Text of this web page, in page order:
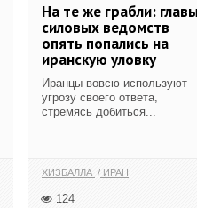
На те же грабли:
силовых ведомств
опять попались на
иранскую уловку
Иранцы вовсю используют
угрозу своего ответа,
стремясь добиться...
ХИЗБАЛЛА ИРАН
124